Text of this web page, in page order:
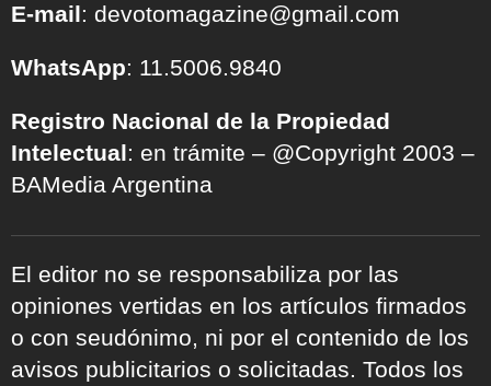
E-mail: devotomagazine@gmail.com
WhatsApp: 11.5006.9840
Registro Nacional de la Propiedad
Intelectual: en trámite – @Copyright 2003 –
BAMedia Argentina
El editor no se responsabiliza por las
opiniones vertidas en los artículos firmados
o con seudónimo, ni por el contenido de los
avisos publicitarios o solicitadas. Todos los